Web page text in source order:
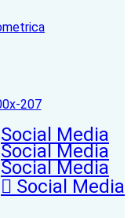
Social Media
Social Media
Social Media
Social Media